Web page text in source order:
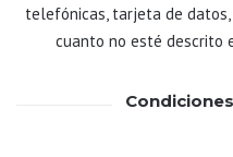
telefónicas, tarjeta de
cuanto no esté descrito